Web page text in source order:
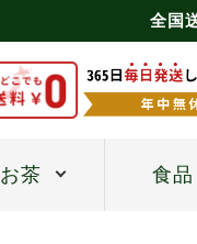
全国
お茶 食品